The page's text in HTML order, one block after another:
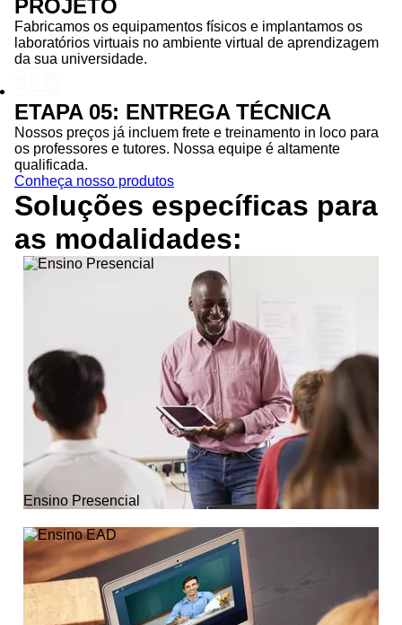
PROJETO
Fabricamos os equipamentos físicos e implantamos os
laboratórios virtuais no ambiente virtual de aprendizagem
da sua universidade.
ETAPA 05: ENTREGA TÉCNICA
Nossos preços já incluem frete e treinamento in loco para
os professores e tutores. Nossa equipe é altamente
qualificada.
Conheça nosso produtos
Soluções específicas para
as modalidades:
Ensino Presencial